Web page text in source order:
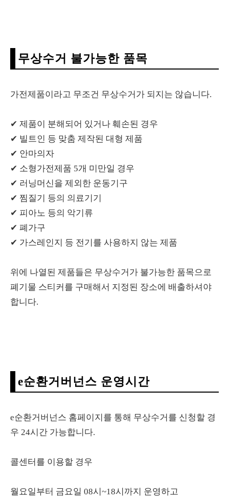
무상수거 불가능한 품목
가전제품이라고 무조건 무상수거가 되지는 않습니다.
✔ 제품이 분해되어 있거나 훼손된 경우
✔ 빌트인 등 맞춤 제작된 대형 제품
✔ 안마의자
✔ 소형가전제품 5개 미만일 경우
✔ 러닝머신을 제외한 운동기구
✔ 찜질기 등의 의료기기
✔ 피아노 등의 악기류
✔ 폐가구
✔ 가스레인지 등 전기를 사용하지 않는 제품
위에 나열된 제품들은 무상수거가 불가능한 품목으로
폐기물 스티커를 구매해서 지정된 장소에 배출하셔야
합니다.
e순환거버넌스 운영시간
e순환거버넌스 홈페이지를 통해 무상수거를 신청할 경
우 24시간 가능합니다.
콜센터를 이용할 경우
월요일부터 금요일 08시~18시까지 운영하고